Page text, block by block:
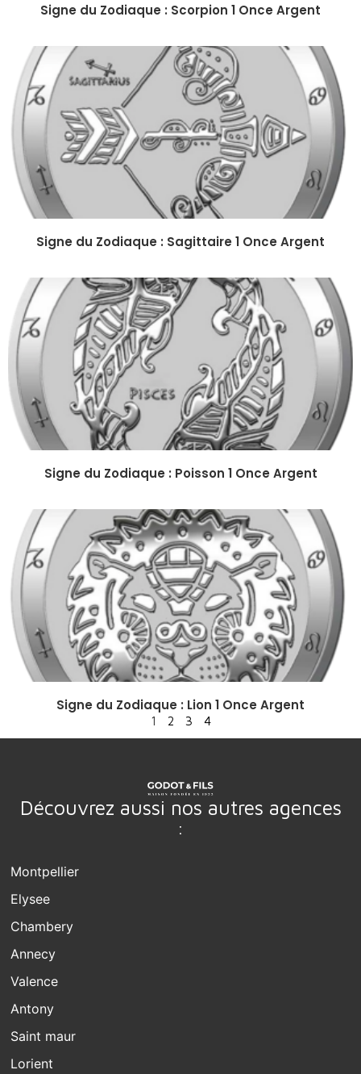
Signe du Zodiaque : Scorpion 1 Once Argent
Signe du Zodiaque : Sagittaire 1 Once Argent
Signe du Zodiaque : Poisson 1 Once Argent
Signe du Zodiaque : Lion 1 Once Argent
1 2 3 4
Découvrez aussi nos autres agences
:
Montpellier
Elysee
Chambery
Annecy
Valence
Antony
Saint maur
Lorient